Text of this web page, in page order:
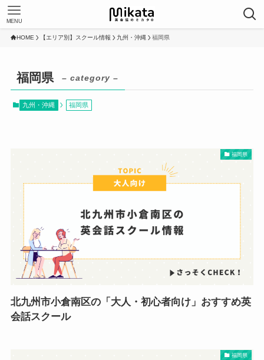
MENU
HOME 【エリア別】スクール情報 九州・沖縄 福岡県
福岡県 – category –
九州・沖縄 福岡県
福岡県
北九州市小倉南区の「大人・初心者向け」おすすめ英
会話スクール
福岡県